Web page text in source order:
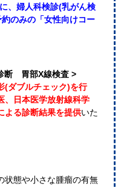
、婦人科検診(乳がん検
のみの「女性向けコー
断 胃部X線検査 >
(ダブルチェック)を行
、日本医学放射線科学
る診断結果を提供いた
状態や小さな腫瘤の有無